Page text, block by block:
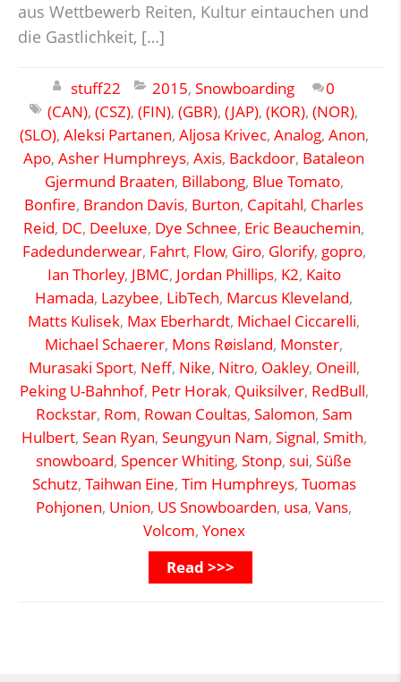
aus Wettbewerb Reiten, Kultur eintauchen und
die Gastlichkeit, […]
stuff22 2015, Snowboarding
0
(CAN), (CSZ), (FIN), (GBR), (JAP), (KOR), (NOR),
(SLO), Aleksi Partanen, Aljosa Krivec, Analog, Anon,
Apo, Asher Humphreys, Axis, Backdoor, Bataleon
Gjermund Braaten, Billabong, Blue Tomato,
Bonfire, Brandon Davis, Burton, Capitahl, Charles
Reid, DC, Deeluxe, Dye Schnee, Eric Beauchemin,
Fadedunderwear, Fahrt, Flow, Giro, Glorify, gopro,
Ian Thorley, JBMC, Jordan Phillips, K2, Kaito
Hamada, Lazybee, LibTech, Marcus Kleveland,
Matts Kulisek, Max Eberhardt, Michael Ciccarelli,
Michael Schaerer, Mons Røisland, Monster,
Murasaki Sport, Neff, Nike, Nitro, Oakley, Oneill,
Peking U-Bahnhof, Petr Horak, Quiksilver, RedBull,
Rockstar, Rom, Rowan Coultas, Salomon, Sam
Hulbert, Sean Ryan, Seungyun Nam, Signal, Smith,
snowboard, Spencer Whiting, Stonp, sui, Süße
Schutz, Taihwan Eine, Tim Humphreys, Tuomas
Pohjonen, Union, US Snowboarden, usa, Vans,
Volcom, Yonex
Read >>>